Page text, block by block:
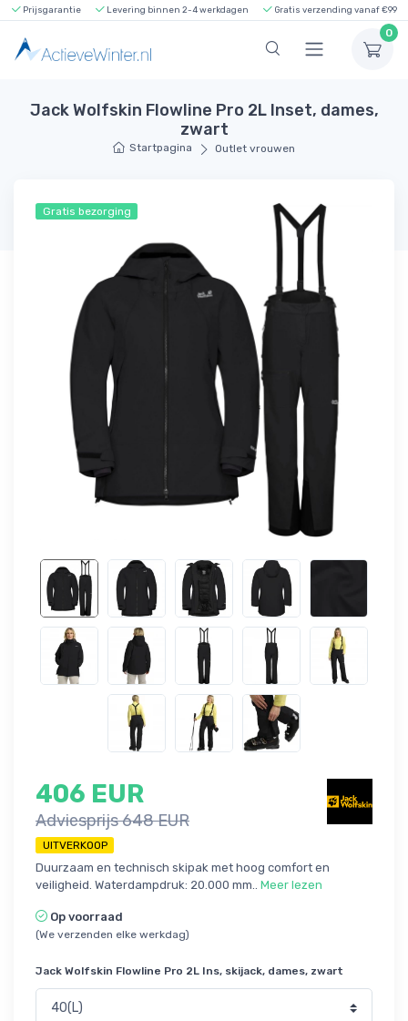
Prijsgarantie Levering binnen 2-4 werkdagen Gratis verzending vanaf €99
0
Jack Wolfskin Flowline Pro 2L Inset, dames,
zwart
Startpagina Outlet vrouwen
Gratis bezorging
406 EUR
Adviesprijs 648 EUR
UITVERKOOP
Duurzaam en technisch skipak met hoog comfort en
veiligheid. Waterdampdruk: 20.000 mm.. Meer lezen
Op voorraad
(We verzenden elke werkdag)
Jack Wolfskin Flowline Pro 2L Ins, skijack, dames, zwart